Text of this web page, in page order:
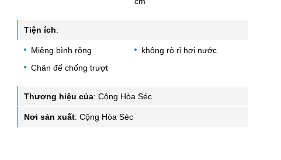
Tiện ích:
Miệng bình rộng
không rò rỉ hơi nước
Chân đế chống trượt
Thương hiệu của: Cộng Hòa Séc
Nơi sản xuất: Cộng Hòa Séc